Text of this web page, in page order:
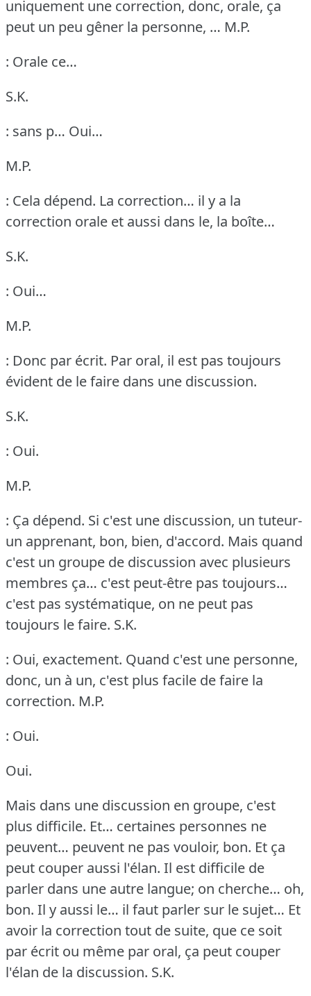
uniquement une correction, donc, orale, ça
peut un peu gêner la personne, … M.P.
: Orale ce…
S.K.
: sans p… Oui…
M.P.
: Cela dépend. La correction… il y a la
correction orale et aussi dans le, la boîte…
S.K.
: Oui…
M.P.
: Donc par écrit. Par oral, il est pas toujours
évident de le faire dans une discussion.
S.K.
: Oui.
M.P.
: Ça dépend. Si c'est une discussion, un tuteur-
un apprenant, bon, bien, d'accord. Mais quand
c'est un groupe de discussion avec plusieurs
membres ça… c'est peut-être pas toujours…
c'est pas systématique, on ne peut pas
toujours le faire. S.K.
: Oui, exactement. Quand c'est une personne,
donc, un à un, c'est plus facile de faire la
correction. M.P.
: Oui.
Oui.
Mais dans une discussion en groupe, c'est
plus difficile. Et… certaines personnes ne
peuvent… peuvent ne pas vouloir, bon. Et ça
peut couper aussi l'élan. Il est difficile de
parler dans une autre langue; on cherche… oh,
bon. Il y aussi le… il faut parler sur le sujet… Et
avoir la correction tout de suite, que ce soit
par écrit ou même par oral, ça peut couper
l'élan de la discussion. S.K.